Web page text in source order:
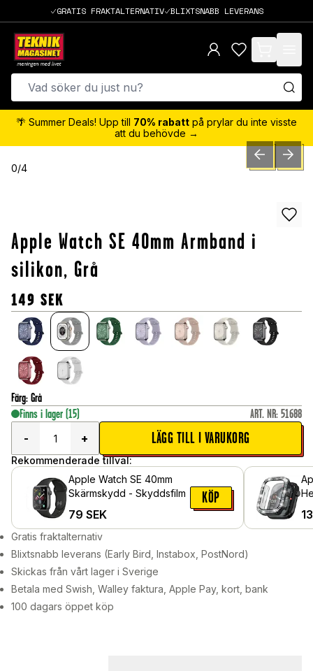
GRATIS FRAKTALTERNATIV BLIXTSNABB LEVERANS
items in cart,
🌴 Summer Deals! Upp till 70% rabatt på prylar du inte visste
att du behövde →
0/4 PREVIOUSNEXT
Apple Watch SE 40mm Armband i
silikon, Grå
149 SEK
Färg: Grå
Finns i lager (15) ART. NR: 51688
-
+ LÄGG TILL I VARUKORG
Rekommenderade tillval:
Apple Watch SE 40mm
Skärmskydd - Skyddsfilm
79 SEK
KÖP
Gratis fraktalternativ
Blixtsnabb leverans (Early Bird, Instabox, PostNord)
Skickas från vårt lager i Sverige
Betala med Swish, Walley faktura, Apple Pay, kort, bank
100 dagars öppet köp